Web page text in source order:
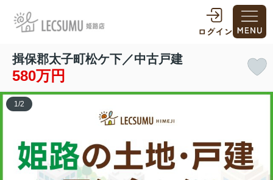
揖保郡太子町松ケ下／中古戸建
580万円
1 /2